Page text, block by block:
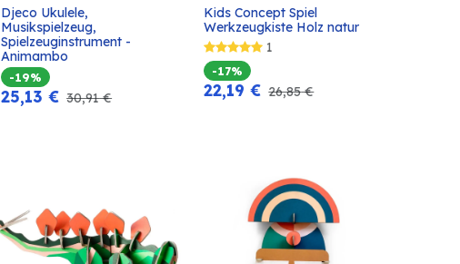
In den
Warenkorb
Djeco Ukulele,
Musikspielzeug,
Spielzeuginstrument -
Animambo
-19%
25,13 € 30,91€
In den
Warenkorb
Kids Concept Spiel
Werkzeugkiste Holz natur
1
-17%
22,19 € 26,85€